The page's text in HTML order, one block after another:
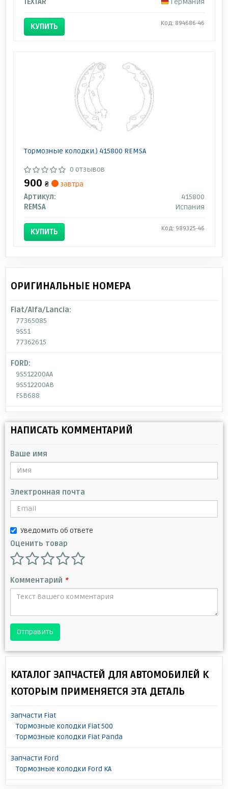
КУПИТЬ Код: 894686-46
Тормозные колодки.) 415800 REMSA
0 отзывов
900 ₴
завтра
Артикул:
415800
REMSA
Испания
КУПИТЬ Код: 989325-46
ОРИГИНАЛЬНЫЕ НОМЕРА
Fiat/Alfa/Lancia:
77365085
9S51
77362615
FORD:
9S512200AA
9S512200AB
FSB688
НАПИСАТЬ КОММЕНТАРИЙ
Ваше имя
Электронная почта
Уведомить об ответе
Оценить товар
Комментарий *
Отправить
КАТАЛОГ ЗАПЧАСТЕЙ ДЛЯ АВТОМОБИЛЕЙ К
КОТОРЫМ ПРИМЕНЯЕТСЯ ЭТА ДЕТАЛЬ
Запчасти Fiat
Тормозные колодки Fiat 500
Тормозные колодки Fiat Panda
Запчасти Ford
Тормозные колодки Ford KA